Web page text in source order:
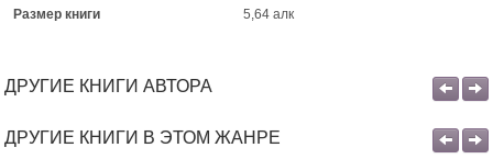
Размер книги 5,64 алк
ДРУГИЕ КНИГИ АВТОРА
ДРУГИЕ КНИГИ В ЭТОМ ЖАНРЕ